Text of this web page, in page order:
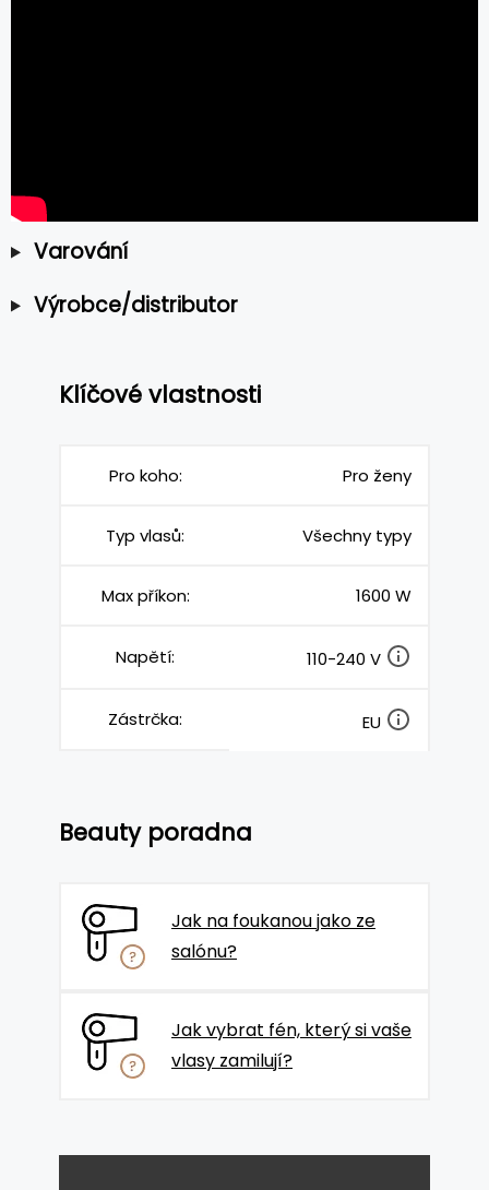
Varování
Výrobce/distributor
Klíčové vlastnosti
Pro koho: Pro ženy
Typ vlasů: Všechny typy
Max příkon: 1600 W
Napětí: 110-240 V
Zástrčka: EU
Beauty poradna
Jak na foukanou jako ze
salónu?
Jak vybrat fén, který si vaše
vlasy zamilují?